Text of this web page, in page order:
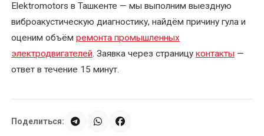
Elektromotors в Ташкенте — мы выполним выездную
виброакустическую диагностику, найдём причину гула и
оценим объём ремонта промышленных
электродвигателей. Заявка через страницу контакты —
ответ в течение 15 минут.
Поделиться: